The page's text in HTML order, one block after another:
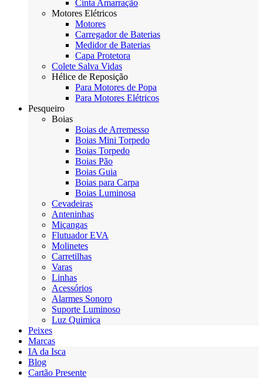
Cinta Amarração
Motores Elétricos
Motores
Carregador de Baterias
Medidor de Baterias
Capa Protetora
Colete Salva Vidas
Hélice de Reposição
Para Motores de Popa
Para Motores Elétricos
Pesqueiro
Boias
Boias de Arremesso
Boias Mini Torpedo
Boias Torpedo
Boias Pão
Boias Guia
Boias para Carpa
Boias Luminosa
Cevadeiras
Anteninhas
Miçangas
Flutuador EVA
Molinetes
Carretilhas
Varas
Linhas
Acessórios
Alarmes Sonoro
Suporte Luminoso
Luz Quimica
Peixes
Marcas
IA da Isca
Blog
Cartão Presente